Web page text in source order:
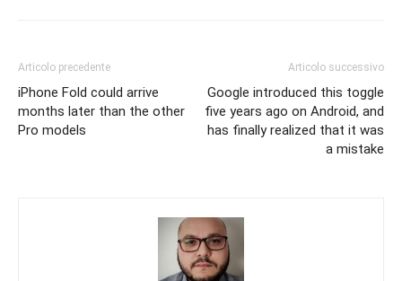
Articolo precedente
iPhone Fold could arrive
months later than the other
Pro models
Articolo successivo
Google introduced this toggle
five years ago on Android, and
has finally realized that it was
a mistake